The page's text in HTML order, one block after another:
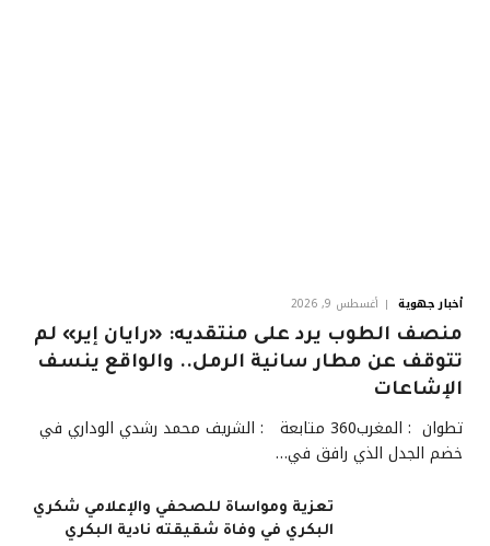
أخبار جهوية
أغسطس 9, 2026
منصف الطوب يرد على منتقديه: «رايان إير» لم
تتوقف عن مطار سانية الرمل.. والواقع ينسف
الإشاعات
تطوان : المغرب360 متابعة : الشريف محمد رشدي الوداري في
خضم الجدل الذي رافق في…
تعزية ومواساة للصحفي والإعلامي شكري
البكري في وفاة شقيقته نادية البكري